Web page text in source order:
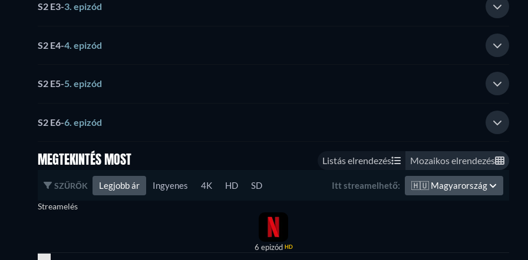
S2 E3-3. epizód
S2 E4-4. epizód
S2 E5-5. epizód
S2 E6-6. epizód
MEGTEKINTÉS MOST Listás elrendezés Mozaikos elrendezés
SZŰRŐK Legjobb ár Ingyenes 4K HD SD Itt streamelhető: 🇭🇺 Magyarország
Streamelés
6 epizód HD